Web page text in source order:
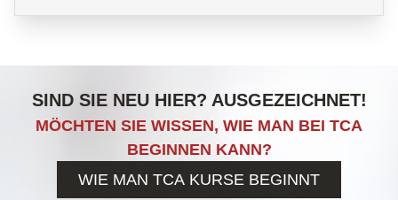
SIND SIE NEU HIER? AUSGEZEICHNET!
MÖCHTEN SIE WISSEN, WIE MAN BEI TCA
BEGINNEN KANN?
WIE MAN TCA KURSE BEGINNT